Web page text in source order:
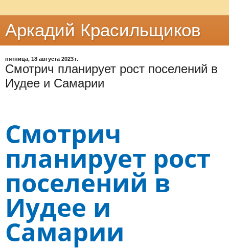
Аркадий Красильщиков
пятница, 18 августа 2023 г.
Смотрич планирует рост поселений в
Иудее и Самарии
Смотрич
планирует рост
поселений в
Иудее и
Самарии